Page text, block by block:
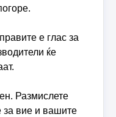
е глас за
ќе
Размислете
за вие и вашите